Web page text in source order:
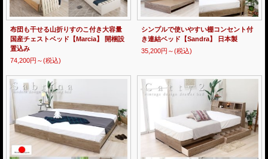
布団も干せる山折りすのこ付き大容量
国産チェストベッド【Marcia】 開梱設
置込み
74,200円～(税込)
シンプルで使いやすい棚コンセント付
き連結ベッド【Sandra】 日本製
35,200円～(税込)